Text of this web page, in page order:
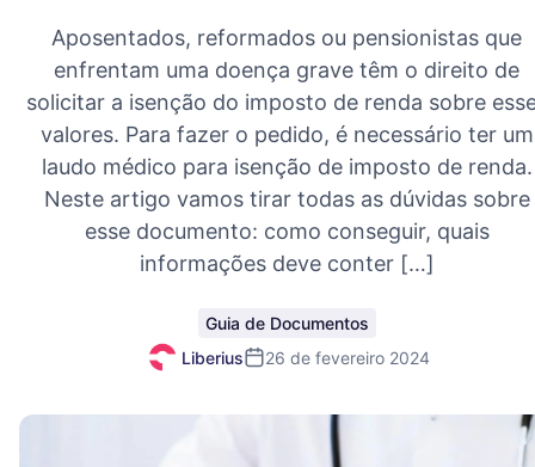
Aposentados, reformados ou pensionistas que
enfrentam uma doença grave têm o direito de
solicitar a isenção do imposto de renda sobre
valores. Para fazer o pedido, é necessário ter um
laudo médico para isenção de imposto de renda.
Neste artigo vamos tirar todas as dúvidas sobre
esse documento: como conseguir, quais
informações deve conter […]
Guia de Documentos
Liberius
26 de fevereiro 2024